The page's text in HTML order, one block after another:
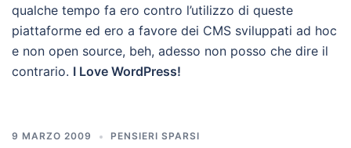
qualche tempo fa ero contro l’utilizzo di queste
piattaforme ed ero a favore dei CMS sviluppati ad hoc
e non open source, beh, adesso non posso che dire il
contrario. I Love WordPress!
9 MARZO 2009 PENSIERI SPARSI